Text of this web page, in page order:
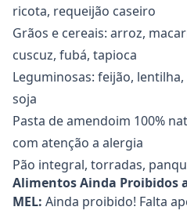
ricota, requeijão caseiro
Grãos e cereais: arroz,
cuscuz, fubá, tapioca
Leguminosas: feijão,
soja
Pasta de amendoim 100%
com atenção a alergia
Pão integral, torradas,
Alimentos Ainda Proibidos
MEL: Ainda proibido! Falta